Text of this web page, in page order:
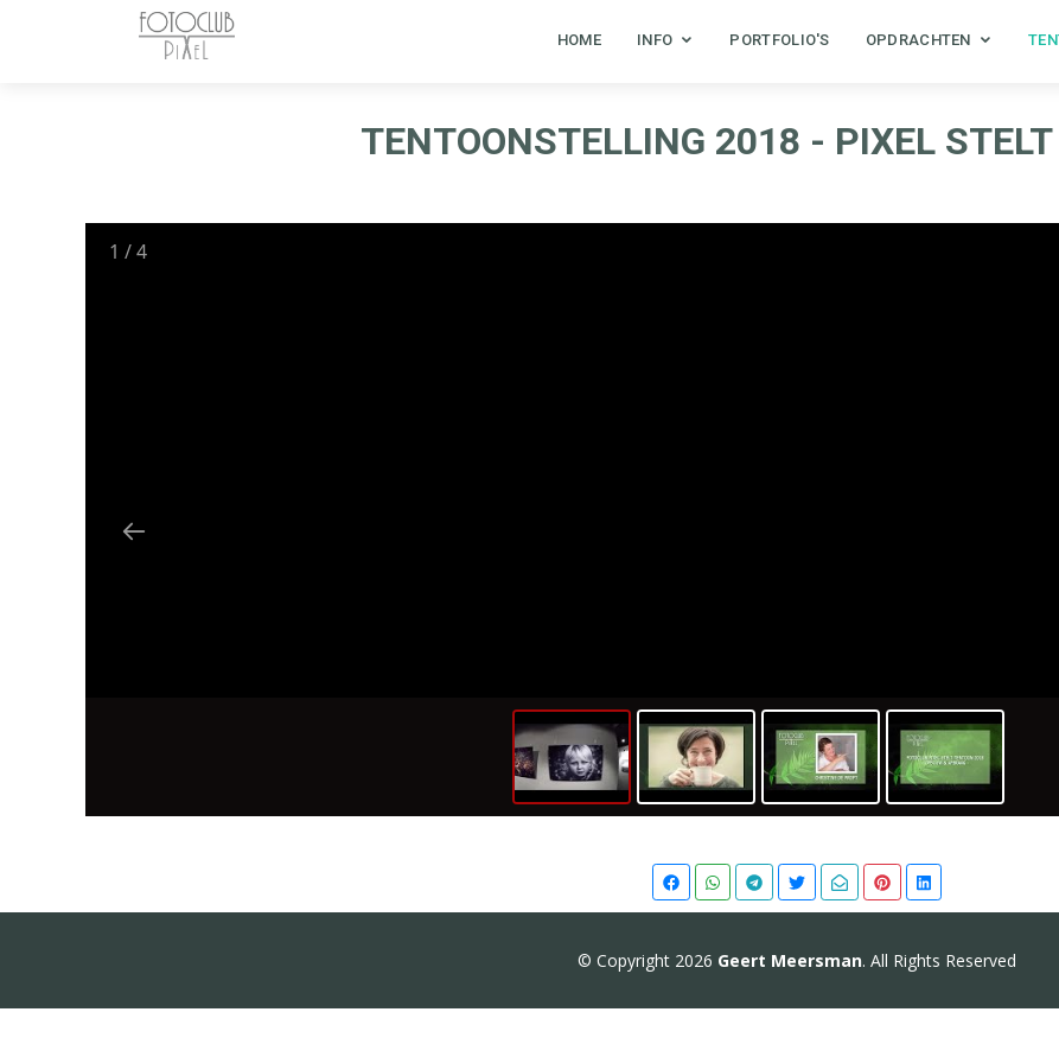
HOME INFO PORTFOLIO'S OPDRACHTEN
TENTOONSTELLING 2018 - PIXEL
Virtueel GoPro bezoek
1 /4
© Copyright 2026 Geert Meersman. All Rights Reserved